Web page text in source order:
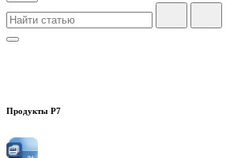
Продукты Р7